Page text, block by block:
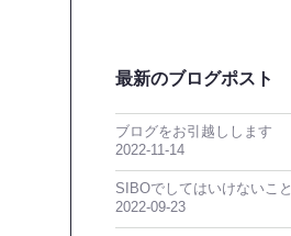
最新のブログポスト
ブログをお引越しします
2022-11-14
SIBOでしてはいけないこと
2022-09-23